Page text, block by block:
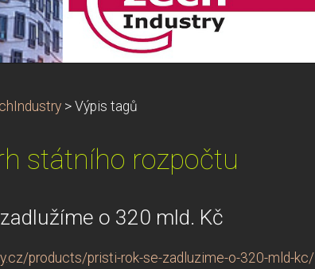
> Výpis tagů
státního rozpočtu
o 320 mld. Kč
products/pristi-rok-se-zadluzime-o-320-mld-kc/